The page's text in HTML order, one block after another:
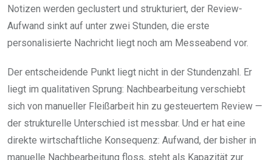
Notizen werden geclustert und strukturiert, der Review-
Aufwand sinkt auf unter zwei Stunden, die erste
personalisierte Nachricht liegt noch am Messeabend vor.
Der entscheidende Punkt liegt nicht in der Stundenzahl. Er
liegt im qualitativen Sprung: Nachbearbeitung verschiebt
sich von manueller Fleißarbeit hin zu gesteuertem Review —
der strukturelle Unterschied ist messbar. Und er hat eine
direkte wirtschaftliche Konsequenz: Aufwand, der bisher in
manuelle Nachbearbeitung floss, steht als Kapazität zur